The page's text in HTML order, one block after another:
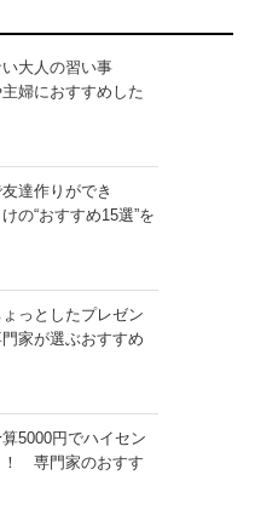
大人の習い事
婦におすすめした
達作りができ
の“おすすめ15選”を
ょっとしたプレゼン
家が選ぶおすすめ
算5000円でハイセン
！ 専門家のおすす